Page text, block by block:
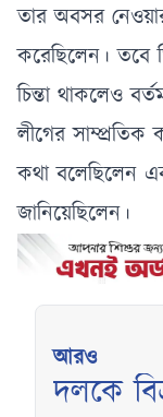
তার অবসর
করেছিলেন। তবে
চিন্তা থাকলেও
লীগের
কথা বলেছিলেন
জানিয়েছিলেন।
আরও
দলকে